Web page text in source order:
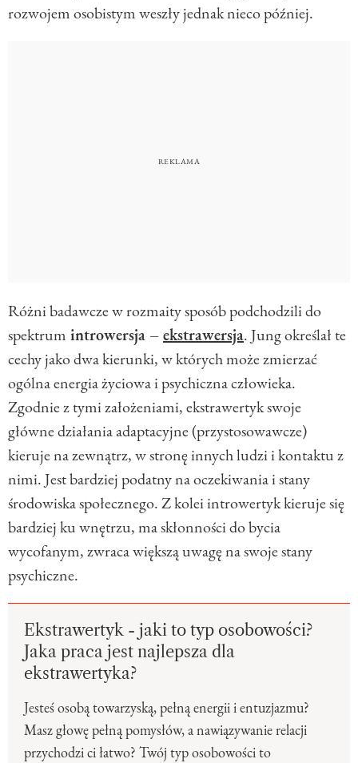
rozwojem osobistym weszły jednak nieco później.
Różni badawcze w rozmaity sposób podchodzili do
spektrum introwersja – ekstrawersja. Jung określał te
cechy jako dwa kierunki, w których może zmierzać
ogólna energia życiowa i psychiczna człowieka.
Zgodnie z tymi założeniami, ekstrawertyk swoje
główne działania adaptacyjne (przystosowawcze)
kieruje na zewnątrz, w stronę innych ludzi i kontaktu z
nimi. Jest bardziej podatny na oczekiwania i stany
środowiska społecznego. Z kolei introwertyk kieruje się
bardziej ku wnętrzu, ma skłonności do bycia
wycofanym, zwraca większą uwagę na swoje stany
psychiczne.
Ekstrawertyk - jaki to typ osobowości?
Jaka praca jest najlepsza dla
ekstrawertyka?
Jesteś osobą towarzyską, pełną energii i entuzjazmu?
Masz głowę pełną pomysłów, a nawiązywanie relacji
przychodzi ci łatwo? Twój typ osobowości to